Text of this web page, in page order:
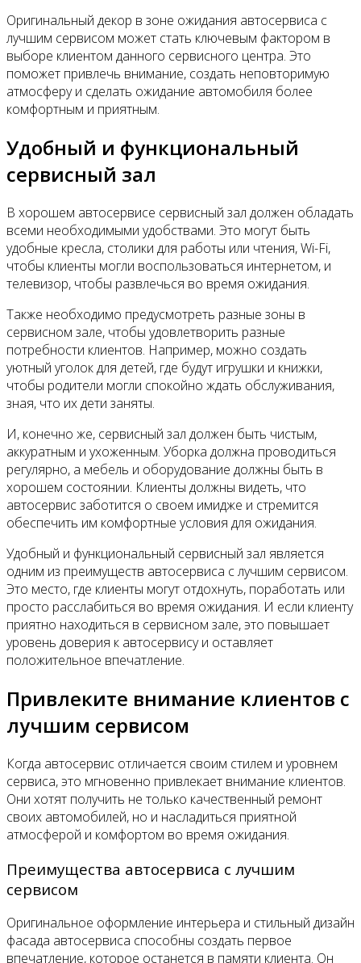
Оригинальный декор в зоне ожидания автосервиса с
лучшим сервисом может стать ключевым фактором в
выборе клиентом данного сервисного центра. Это
поможет привлечь внимание, создать неповторимую
атмосферу и сделать ожидание автомобиля более
комфортным и приятным.
Удобный и функциональный
сервисный зал
В хорошем автосервисе сервисный зал должен обладать
всеми необходимыми удобствами. Это могут быть
удобные кресла, столики для работы или чтения, Wi-Fi,
чтобы клиенты могли воспользоваться интернетом, и
телевизор, чтобы развлечься во время ожидания.
Также необходимо предусмотреть разные зоны в
сервисном зале, чтобы удовлетворить разные
потребности клиентов. Например, можно создать
уютный уголок для детей, где будут игрушки и книжки,
чтобы родители могли спокойно ждать обслуживания,
зная, что их дети заняты.
И, конечно же, сервисный зал должен быть чистым,
аккуратным и ухоженным. Уборка должна проводиться
регулярно, а мебель и оборудование должны быть в
хорошем состоянии. Клиенты должны видеть, что
автосервис заботится о своем имидже и стремится
обеспечить им комфортные условия для ожидания.
Удобный и функциональный сервисный зал является
одним из преимуществ автосервиса с лучшим сервисом.
Это место, где клиенты могут отдохнуть, поработать или
просто расслабиться во время ожидания. И если клиенту
приятно находиться в сервисном зале, это повышает
уровень доверия к автосервису и оставляет
положительное впечатление.
Привлеките внимание клиентов с
лучшим сервисом
Когда автосервис отличается своим стилем и уровнем
сервиса, это мгновенно привлекает внимание клиентов.
Они хотят получить не только качественный ремонт
своих автомобилей, но и насладиться приятной
атмосферой и комфортом во время ожидания.
Преимущества автосервиса с лучшим
сервисом
Оригинальное оформление интерьера и стильный дизайн
фасада автосервиса способны создать первое
впечатление, которое останется в памяти клиента. Он